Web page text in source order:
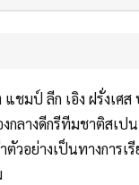
ชมป์ ลีก เอิง ฝรั่งเศส
กลางดีกรีทีมชาติสเป
วอย่างเป็นทางการเ